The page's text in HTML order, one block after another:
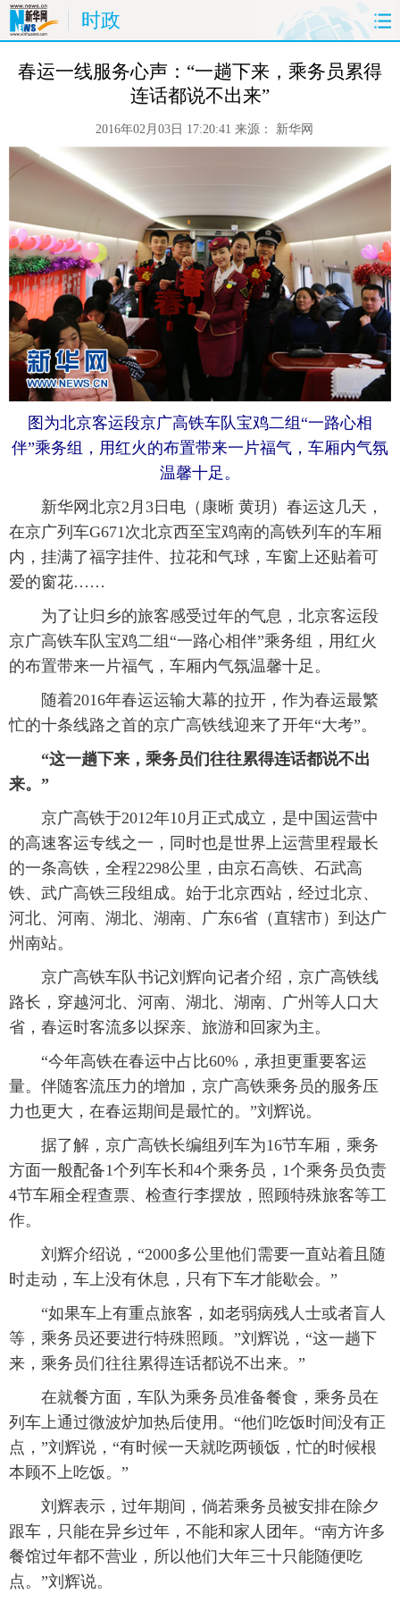
时政
首页 时政 国际 财经
时尚 法治
台湾
科技 能源 房产 公司
图片 视频 彩票 食品
旅游 信息化
金融 公益 无人机
富媒体 摄影 新华广播
新华电视英文
春运一线服务心声：“一趟下来，乘务员累得
连话都说不出来”
2016年02月03日 17:20:41 来源： 新华网
图为北京客运段京广高铁车队宝鸡二组“一路心相
伴”乘务组，用红火的布置带来一片福气，车厢内气氛
温馨十足。
新华网北京2月3日电（康晰 黄玥）春运这几天，
在京广列车G671次北京西至宝鸡南的高铁列车的车厢
内，挂满了福字挂件、拉花和气球，车窗上还贴着可
爱的窗花……
为了让归乡的旅客感受过年的气息，北京客运段
京广高铁车队宝鸡二组“一路心相伴”乘务组，用红火
的布置带来一片福气，车厢内气氛温馨十足。
随着2016年春运运输大幕的拉开，作为春运最繁
忙的十条线路之首的京广高铁线迎来了开年“大考”。
“这一趟下来，乘务员们往往累得连话都说不出
来。”
京广高铁于2012年10月正式成立，是中国运营中
的高速客运专线之一，同时也是世界上运营里程最长
的一条高铁，全程2298公里，由京石高铁、石武高
铁、武广高铁三段组成。始于北京西站，经过北京、
河北、河南、湖北、湖南、广东6省（直辖市）到达广
州南站。
京广高铁车队书记刘辉向记者介绍，京广高铁线
路长，穿越河北、河南、湖北、湖南、广州等人口大
省，春运时客流多以探亲、旅游和回家为主。
“今年高铁在春运中占比60%，承担更重要客运
量。伴随客流压力的增加，京广高铁乘务员的服务压
力也更大，在春运期间是最忙的。”刘辉说。
据了解，京广高铁长编组列车为16节车厢，乘务
方面一般配备1个列车长和4个乘务员，1个乘务员负责
4节车厢全程查票、检查行李摆放，照顾特殊旅客等工
作。
刘辉介绍说，“2000多公里他们需要一直站着且随
时走动，车上没有休息，只有下车才能歇会。”
“如果车上有重点旅客，如老弱病残人士或者盲人
等，乘务员还要进行特殊照顾。”刘辉说，“这一趟下
来，乘务员们往往累得连话都说不出来。”
在就餐方面，车队为乘务员准备餐食，乘务员在
列车上通过微波炉加热后使用。“他们吃饭时间没有正
点，”刘辉说，“有时候一天就吃两顿饭，忙的时候根
本顾不上吃饭。”
刘辉表示，过年期间，倘若乘务员被安排在除夕
跟车，只能在异乡过年，不能和家人团年。“南方许多
餐馆过年都不营业，所以他们大年三十只能随便吃
点。”刘辉说。